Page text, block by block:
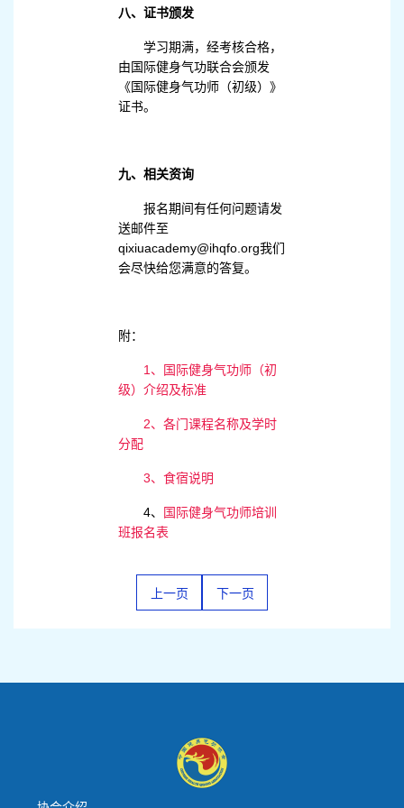
八、证书颁发
学习期满，经考核合格，
由国际健身气功联合会颁发
《国际健身气功师（初级）》
证书。
九、相关资询
报名期间有任何问题请发
送邮件至
qixiuacademy@ihqfo.org我们
会尽快给您满意的答复。
附：
1、国际健身气功师（初
级）介绍及标准
2、各门课程名称及学时
分配
3、食宿说明
4、
国际健身气功师培训
班报名表
上一页 下一页